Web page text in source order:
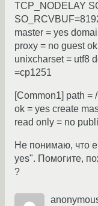
TCP_NODELAY
master = yes
proxy = no guest
unixcharset = utf8
=cp1251
[Common1] path =
ok = yes create
read only = no
Не понимаю, что
yes". Помогите,
?